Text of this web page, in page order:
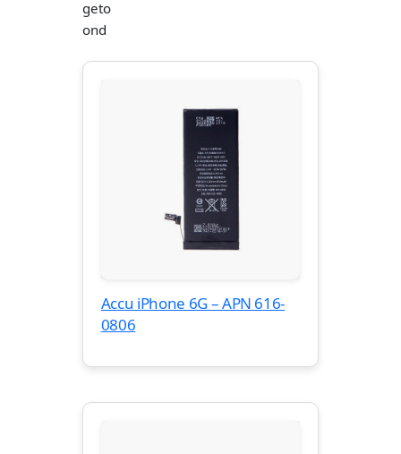
geto
ond
Accu iPhone 6G – APN 616-
0806